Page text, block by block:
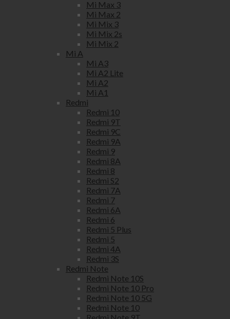
Mi Max 3
Mi Max 2
Mi Mix 3
Mi Mix 2s
Mi Mix 2
Mi A
Mi A3
Mi A2 Lite
Mi A2
Mi A1
Redmi
Redmi 10
Redmi 9T
Redmi 9C
Redmi 9A
Redmi 9
Redmi 8A
Redmi 8
Redmi S2
Redmi 7A
Redmi 7
Redmi 6A
Redmi 6
Redmi 5 Plus
Redmi 5
Redmi 4A
Redmi 3S
Redmi Note
Redmi Note 10S
Redmi Note 10 Pro
Redmi Note 10 5G
Redmi Note 10